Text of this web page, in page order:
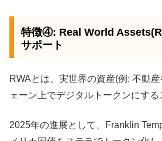
特徴④: Real World
サポート
RWAとは、実世界の資産(例: 不動
ェーン上でデジタルトークンにする
2025年の進展として、Franklin